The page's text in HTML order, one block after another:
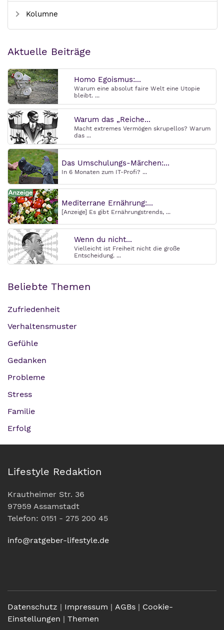
Kolumne
Aktuelle Beiträge
Homo Egoismus:...
Warum eine absolut faire Welt eine Utopie
bleibt. ...
Warum das „Reiche...
Macht extremes Vermögen skrupellos? Warum
das ...
Das Umschulungs-Märchen:...
In 6 Monaten zum IT-Profi? ...
Mediterrane Ernährung:...
[Anzeige] Es gibt Ernährungstrends, ...
Wenn du nicht...
Vielleicht ist Freiheit nicht die große
Entscheidung. ...
Beliebte Themen
Zufriedenheit
Verhaltensmuster
Gefühle
Gedanken
Probleme
Stress
Familie
Erfolg
Lifestyle Redaktion
Krautheimer Str. 36
97959 Assamstadt
Telefon: 0151 - 275 200 45
info@ratgeber-lifestyle.de
Datenschutz | Impressum | AGBs | Cookie-
Einstellungen | Themen